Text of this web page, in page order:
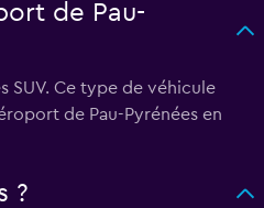
de Pau-
SUV. Ce type de véhicule
de Pau-Pyrénées en
?